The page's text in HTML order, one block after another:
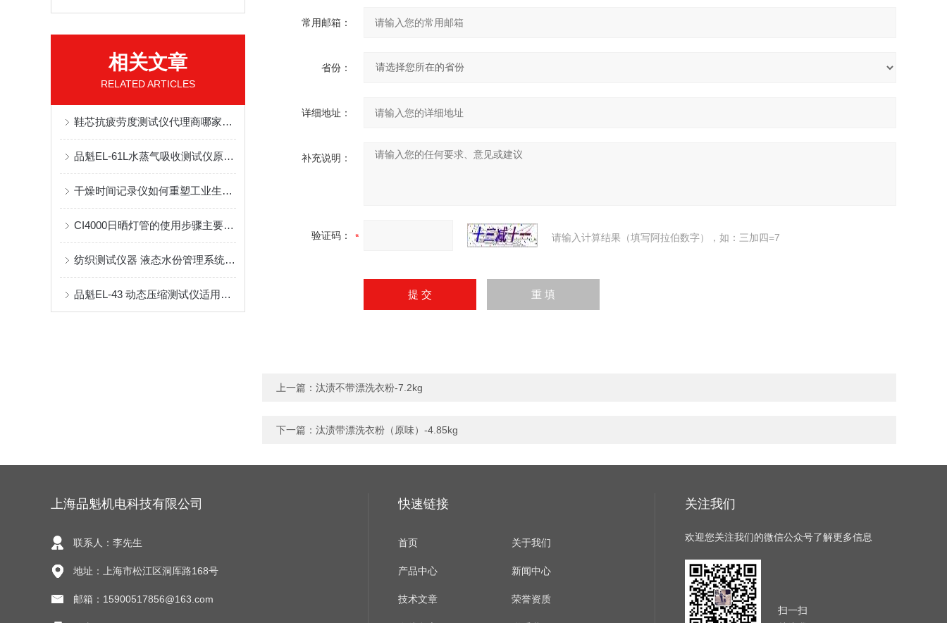
相关文章
RELATED ARTICLES
鞋芯抗疲劳度测试仪代理商哪家靠谱？有正规代理资质优质供货商推荐
品魁EL-61L水蒸气吸收测试仪原理深度解析
干燥时间记录仪如何重塑工业生产效率
CI4000日晒灯管的使用步骤主要有哪些
纺织测试仪器 液态水份管理系统测试原理
品魁EL-43 动态压缩测试仪适用于检测领域？
常用邮箱：
省份：
详细地址：
补充说明：
验证码： 请输入计算结果（填写阿拉伯数字），如：三加四=7
上一篇： 汰渍不带漂洗衣粉-7.2kg
下一篇： 汰渍带漂洗衣粉（原味）-4.85kg
上海品魁机电科技有限公司
联系人：李先生
地址：上海市松江区洞厍路168号
邮箱：15900517856@163.com
快速链接
首页 关于我们
产品中心 新闻中心
技术文章 荣誉资质
关注我们
欢迎您关注我们的微信公众号了解更多信息
扫一扫